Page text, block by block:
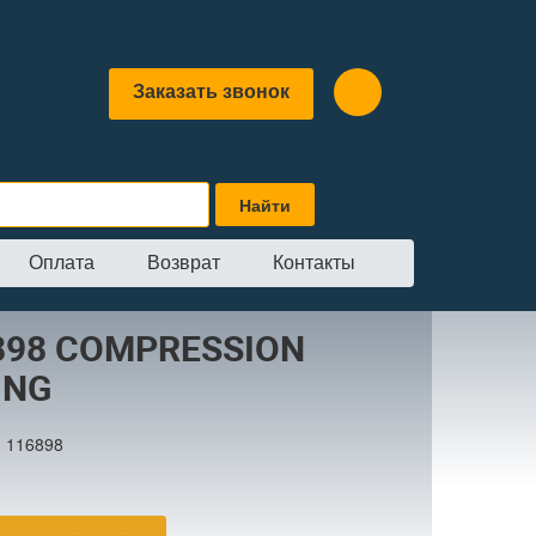
Заказать звонок
Оплата Возврат Контакты
SPRING
COMPRESSION
116898